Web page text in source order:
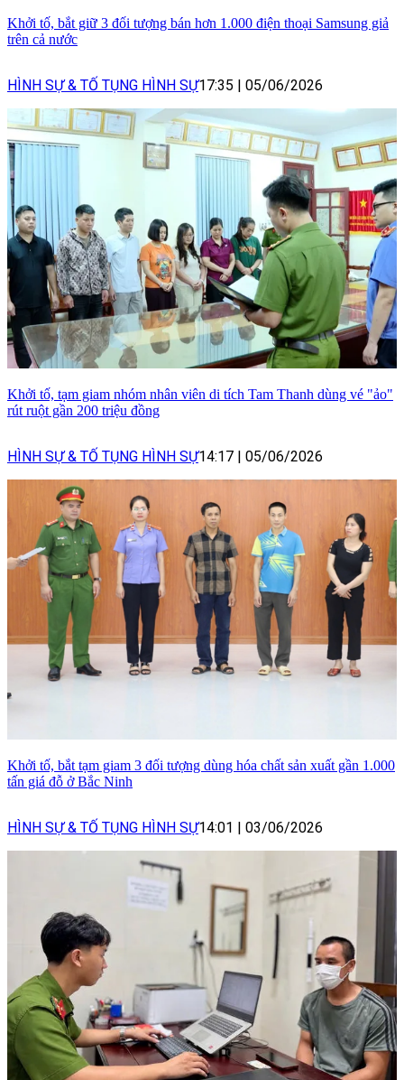
Khởi tố, bắt giữ 3 đối tượng bán hơn 1.000 điện thoại Samsung giả
trên cả nước
HÌNH SỰ & TỐ TỤNG HÌNH SỰ17:35 | 05/06/2026
Khởi tố, tạm giam nhóm nhân viên di tích Tam Thanh dùng vé "ảo"
rút ruột gần 200 triệu đồng
HÌNH SỰ & TỐ TỤNG HÌNH SỰ14:17 | 05/06/2026
Khởi tố, bắt tạm giam 3 đối tượng dùng hóa chất sản xuất gần 1.000
tấn giá đỗ ở Bắc Ninh
HÌNH SỰ & TỐ TỤNG HÌNH SỰ14:01 | 03/06/2026